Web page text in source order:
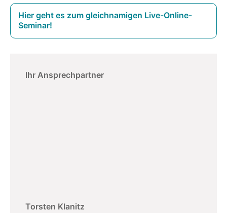
Hier geht es zum gleichnamigen Live-Online-
Seminar!
Ihr Ansprechpartner
Torsten Klanitz